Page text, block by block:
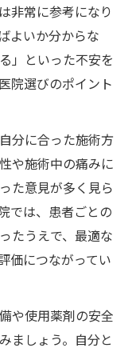
非常に参考になり
よいか分からな
」といった不安を
院選びのポイント
分に合った施術方
や施術中の痛みに
た意見が多く見ら
では、患者ごとの
たうえで、最適な
価につながってい
や使用薬剤の安全
ましょう。自分と